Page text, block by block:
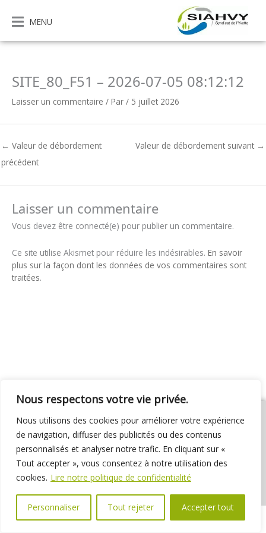
Nous respectons votre vie privée.
Nous utilisons des cookies pour améliorer votre expérience
de navigation, diffuser des publicités ou des contenus
personnalisés et analyser notre trafic. En cliquant sur «
Tout accepter », vous consentez à notre utilisation des
cookies. Lire notre politique de confidentialité
Personnaliser Tout rejeter Accepter tout
contenu
MENU
SITE_80_F51 – 2026-07-05 08:12:12
Laisser un commentaire / Par / 5 juillet 2026
← Valeur de débordement
précédent
Valeur de débordement suivant →
Laisser un commentaire
Vous devez être connecté(e) pour publier un commentaire.
Ce site utilise Akismet pour réduire les indésirables. En savoir
plus sur la façon dont les données de vos commentaires sont
traitées.
01 69 31 72 10 01 69 31 37 31
Nous contacter
Espace élus
Marchés publics Délibérations